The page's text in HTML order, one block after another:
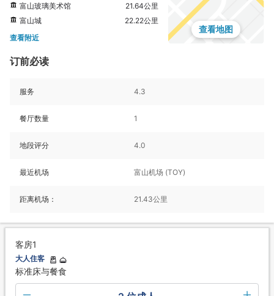
富山玻璃美术馆
21.64公里
富山城
22.22公里
查看附近
查看地图
订前必读
服务 4.3
餐厅数量 1
地段评分 4.0
最近机场 富山机场 (TOY)
距离机场： 21.43公里
客房1
大人住客
标准床与餐食